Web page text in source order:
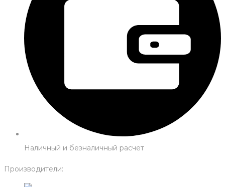
Наличный и безналичный расчет
Производители: